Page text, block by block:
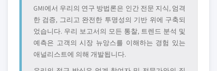
GMI에서 우리의 연구 방법론은 인간 전문 지식, 엄격
한 검증, 그리고 완전한 투명성의 기반 위에 구축되
었습니다. 우리 보고서의 모든 통찰, 트렌드 분석 및
예측은 고객의 시장 뉴앙스를 이해하는 경험 있는
애널리스트에 의해 개발됩니다.